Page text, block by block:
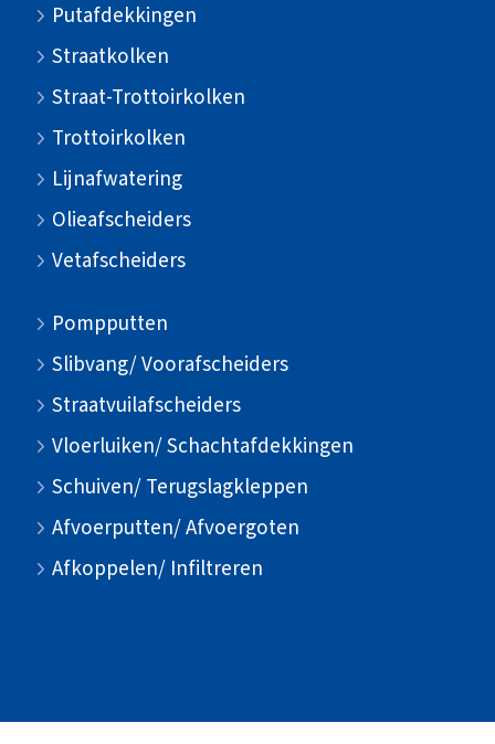
Putafdekkingen
Straatkolken
Straat-Trottoirkolken
Trottoirkolken
Lijnafwatering
Olieafscheiders
Vetafscheiders
Pompputten
Slibvang/ Voorafscheiders
Straatvuilafscheiders
Vloerluiken/ Schachtafdekkingen
Schuiven/ Terugslagkleppen
Afvoerputten/ Afvoergoten
Afkoppelen/ Infiltreren